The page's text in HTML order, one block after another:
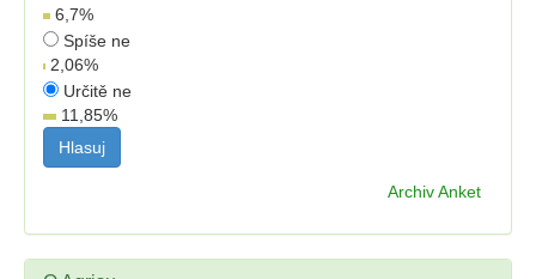
6,7%
Spíše ne
2,06%
Určitě ne
11,85%
Archiv Anket